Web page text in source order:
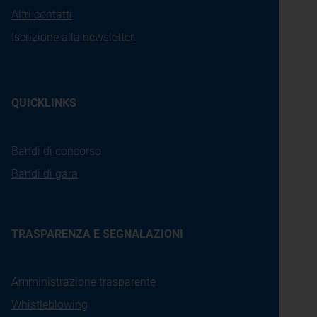
Altri contatti
Iscrizione alla newsletter
QUICKLINKS
Bandi di concorso
Bandi di gara
TRASPARENZA E SEGNALAZIONI
Amministrazione trasparente
Whistleblowing